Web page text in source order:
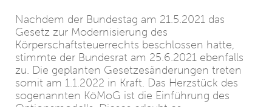
Nachdem der Bundestag am 21.5.2021 das
Gesetz zur Modernisierung des
Körperschaftsteuerrechts beschlossen hatte,
stimmte der Bundesrat am 25.6.2021 ebenfalls
zu. Die geplanten Gesetzesänderungen treten
somit am 1.1.2022 in Kraft. Das Herzstück des
sogenannten KöMoG ist die Einführung des